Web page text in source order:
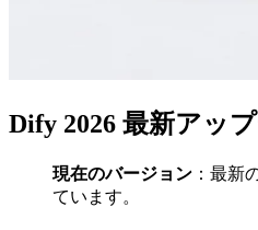
Dify 2026 最新アッ
現在のバージョン ：最新
ています。